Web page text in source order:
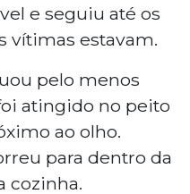
e seguiu até os
vítimas estavam.
pelo menos
atingido no peito
ao olho.
para dentro da
cozinha.